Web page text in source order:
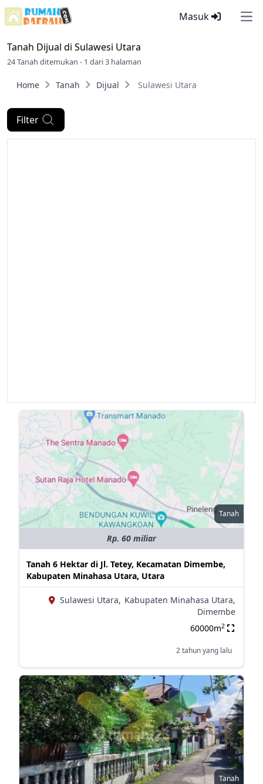
Masuk
Tanah Dijual di Sulawesi Utara
24 Tanah ditemukan - 1 dari 3 halaman
Home Tanah Dijual Sulawesi Utara
Filter
Tanah
Rp. 60 miliar
Tanah 6 Hektar di Jl. Tetey, Kecamatan Dimembe,
Kabupaten Minahasa Utara, Utara
Sulawesi Utara, Kabupaten Minahasa Utara,
Dimembe
60000m2
2 tahun yang lalu
Tanah